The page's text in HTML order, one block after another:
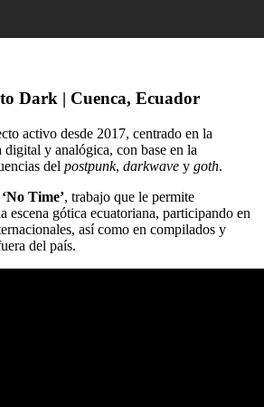
Dark | Cuenca, Ecuador
activo desde 2017, centrado en la
y analógica, con base en la
del postpunk, darkwave y goth.
‘No Time’, trabajo que le permite
escena gótica ecuatoriana, participando en
así como en compilados y
del país.